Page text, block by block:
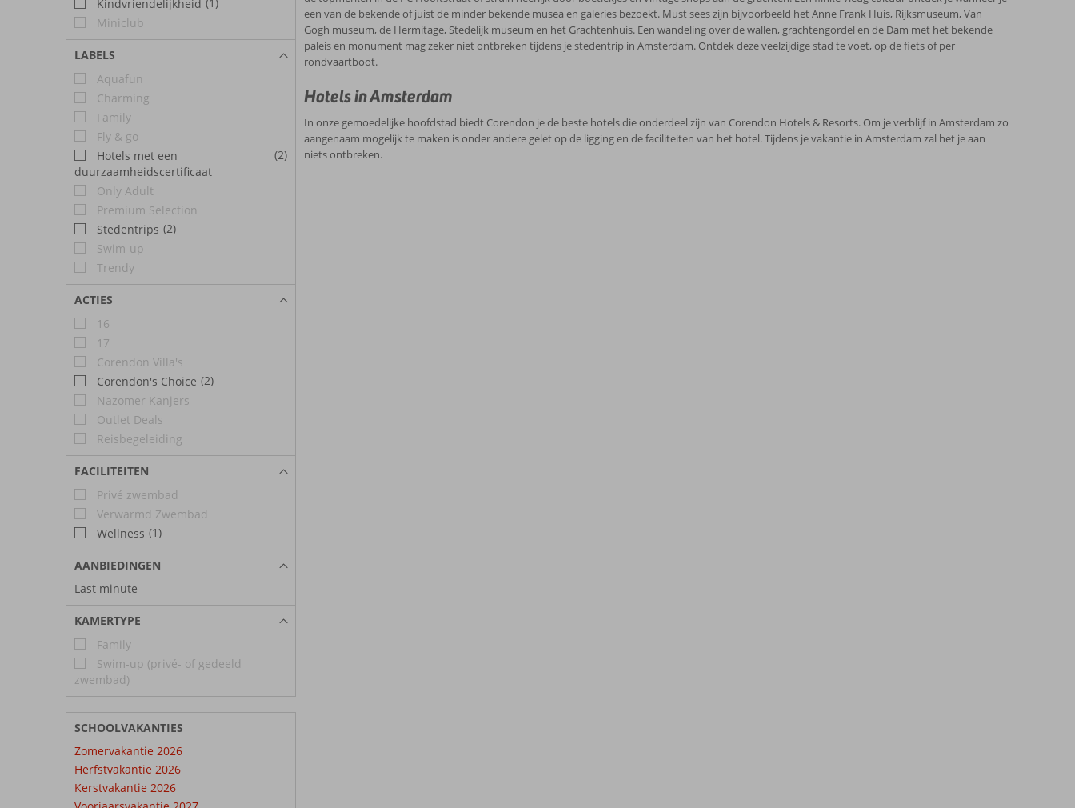
Kindvriendelijkheid
Miniclub
LABELS
Aquafun
Charming
Family
Fly & go
Hotels met een
duurzaamheidscertificaat
(2)
Only Adult
Premium Selection
Stedentrips (2)
Swim-up
Trendy
ACTIES
16
17
Corendon Villa's
Corendon's Choice (2)
Nazomer Kanjers
Outlet Deals
Reisbegeleiding
FACILITEITEN
Privé zwembad
Verwarmd Zwembad
Wellness (1)
AANBIEDINGEN
Last minute
KAMERTYPE
Family
Swim-up (privé- of gedeeld
zwembad)
SCHOOLVAKANTIES
Zomervakantie 2026
Herfstvakantie 2026
Kerstvakantie 2026
een van de bekende of juist de minder bekende musea en galeries bezoekt. Must sees zijn bijvoorbeeld het Anne Frank Huis, Rijksmuseum, Van
Gogh museum, de Hermitage, Stedelijk museum en het Grachtenhuis. Een wandeling over de wallen, grachtengordel en de Dam met het bekende
paleis en monument mag zeker niet ontbreken tijdens je stedentrip in Amsterdam. Ontdek deze veelzijdige stad te voet, op de fiets of per
rondvaartboot.
Hotels in Amsterdam
In onze gemoedelijke hoofdstad biedt Corendon je de beste hotels die onderdeel zijn van Corendon Hotels & Resorts. Om je verblijf in Amsterdam zo
aangenaam mogelijk te maken is onder andere gelet op de ligging en de faciliteiten van het hotel. Tijdens je vakantie in Amsterdam zal het je aan
niets ontbreken.